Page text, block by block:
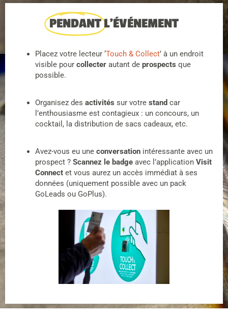
PENDANTL'ÉVÉNEMENT
Placez votre lecteur ‘Touch & Collect’ à un endroit
visible pour collecter autant de prospects que
possible.
Organisez des activités sur votre stand car
l’enthousiasme est contagieux : un concours, un
cocktail, la distribution de sacs cadeaux, etc.
Avez-vous eu une conversation intéressante avec un
prospect ? Scannez le badge avec l’application Visit
Connect et vous aurez un accès immédiat à ses
données (uniquement possible avec un pack
GoLeads ou GoPlus).